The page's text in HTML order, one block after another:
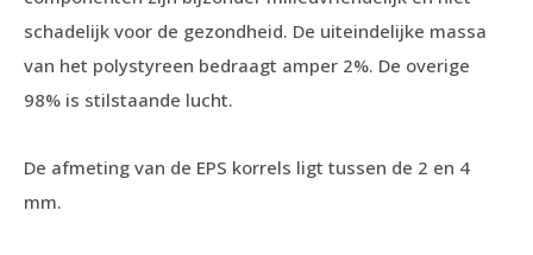
schadelijk voor de gezondheid. De uiteindelijke massa
van het polystyreen bedraagt amper 2%. De overige
98% is stilstaande lucht.
De afmeting van de EPS korrels ligt tussen de 2 en 4
mm.